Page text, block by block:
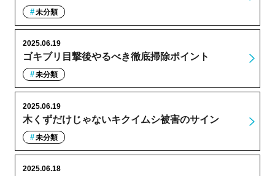
未分類
ゴキブリ目撃後やるべき徹底掃除ポイント
2025.06.19
未分類
木くずだけじゃないキクイムシ被害のサイン
2025.06.19
未分類
2025.06.18